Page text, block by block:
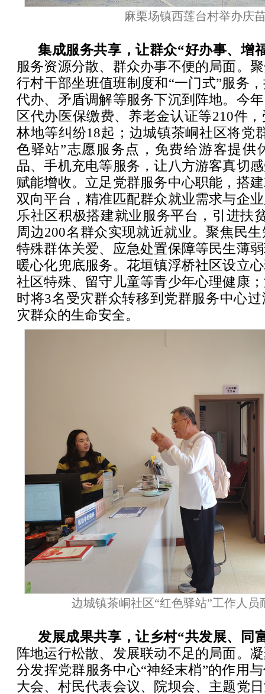
麻栗场镇西莲台村举办庆
集成服务共享，让群众“好办事、增
服务资源分散、群众办事不便的局面。
行村干部坐班值班制度和“一门式”服务
代办、矛盾调解等服务下沉到阵地。今
区代办医保缴费、养老金认证等210件
林地等纠纷18起；边城镇茶峒社区将党
色驿站”志愿服务点，免费给游客提供
品、手机充电等服务，让八方游客真切
赋能增收。立足党群服务中心职能，搭
双向平台，精准匹配群众就业需求与企
乐社区积极搭建就业服务平台，引进扶
周边200名群众实现就近就业。聚焦民
特殊群体关爱、应急处置保障等民生薄
暖心化兜底服务。花垣镇浮桥社区设立
社区特殊、留守儿童等青少年心理健康
时将3名受灾群众转移到党群服务中心
灾群众的生命安全。
边城镇茶峒社区“红色驿站”工作人员
发展成果共享，让乡村“共发展、同
阵地运行松散、发展联动不足的局面。
分发挥党群服务中心“神经末梢”的作用
大会、村民代表会议、院坝会、主题党